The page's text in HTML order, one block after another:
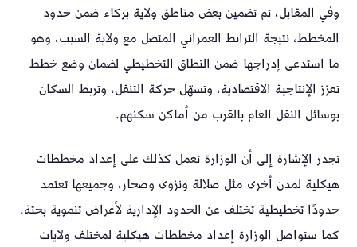
وفي المقابل، تم تضمين بعض مناطق ولاية بركاء ضمن حدود
المخطط، نتيجة الترابط العمراني المتصل مع ولاية السيب، وهو
ما استدعى إدراجها ضمن النطاق التخطيطي لضمان وضع خطط
تعزز الإنتاجية الاقتصادية، وتسهّل حركة التنقل، وتربط السكان
بوسائل النقل العام بالقرب من أماكن سكنهم.
تجدر الإشارة إلى أن الوزارة تعمل كذلك على إعداد مخططات
هيكلية لمدن أخرى مثل صلالة ونزوى وصحار، وجميعها تعتمد
حدودًا تخطيطية تختلف عن الحدود الإدارية لأغراض تنموية بحتة.
كما ستواصل الوزارة إعداد مخططات هيكلية لمختلف ولايات